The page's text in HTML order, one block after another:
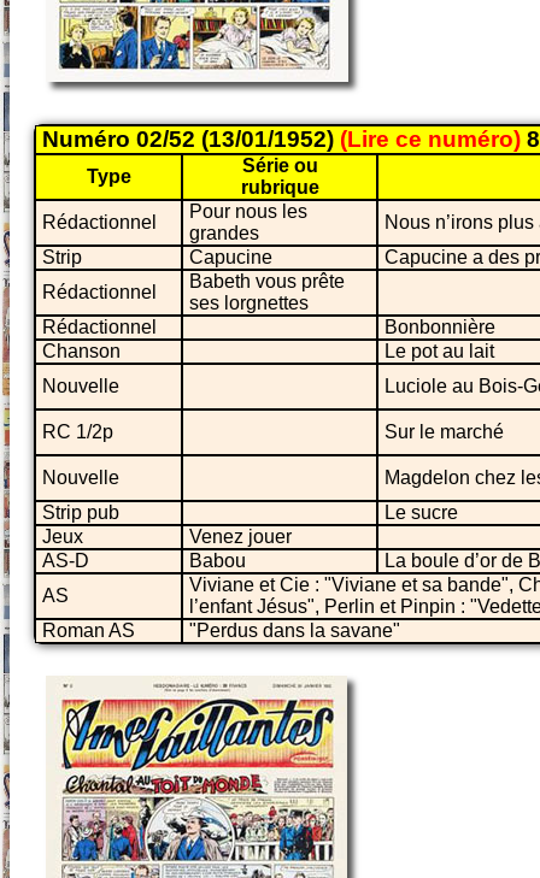
Numéro 02/52 (13/01/1952) (Lire ce numéro)
Type
Série ou
rubrique
Rédactionnel
Pour nous les
grandes
Nous n’irons
Strip
Capucine
Capucine a des
Rédactionnel
Babeth vous prête
ses lorgnettes
Rédactionnel
Bonbonnière
Chanson
Le pot au lait
Nouvelle
Luciole au Bois-
RC 1/2p Sur le marché
Nouvelle
Magdelon chez
Strip pub
Le sucre
Jeux
Venez jouer
AS-D
Babou
La boule d’or de
AS
Viviane et Cie : "Viviane et sa bande",
l’enfant Jésus", Perlin et Pinpin :
Roman AS
"Perdus dans la savane"